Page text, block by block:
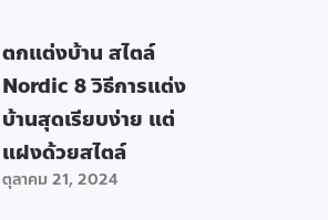
ตกแต่งบ้าน สไตล์
Nordic 8 วิธีการแต่ง
บ้านสุดเรียบง่าย แต่
แฝงด้วยสไตล์
ตุลาคม 21, 2024